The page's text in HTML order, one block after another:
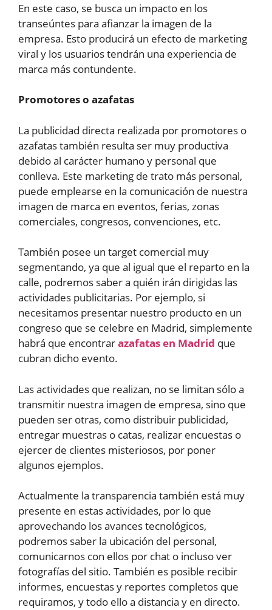
En este caso, se busca un impacto en los
transeúntes para afianzar la imagen de la
empresa. Esto producirá un efecto de marketing
viral y los usuarios tendrán una experiencia de
marca más contundente.
Promotores o azafatas
La publicidad directa realizada por promotores o
azafatas también resulta ser muy productiva
debido al carácter humano y personal que
conlleva. Este marketing de trato más personal,
puede emplearse en la comunicación de nuestra
imagen de marca en eventos, ferias, zonas
comerciales, congresos, convenciones, etc.
También posee un target comercial muy
segmentando, ya que al igual que el reparto en la
calle, podremos saber a quién irán dirigidas las
actividades publicitarias. Por ejemplo, si
necesitamos presentar nuestro producto en un
congreso que se celebre en Madrid, simplemente
habrá que encontrarazafatas en Madrid que
cubran dicho evento.
Las actividades que realizan, no se limitan sólo a
transmitir nuestra imagen de empresa, sino que
pueden ser otras, como distribuir publicidad,
entregar muestras o catas, realizar encuestas o
ejercer de clientes misteriosos, por poner
algunos ejemplos.
Actualmente la transparencia también está muy
presente en estas actividades, por lo que
aprovechando los avances tecnológicos,
podremos saber la ubicación del personal,
comunicarnos con ellos por chat o incluso ver
fotografías del sitio. También es posible recibir
informes, encuestas y reportes completos que
requiramos, y todo ello a distancia y en directo.